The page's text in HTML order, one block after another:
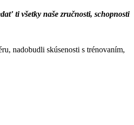
ti všetky naše zručnosti, schopnosti
nadobudli skúsenosti s trénovaním,